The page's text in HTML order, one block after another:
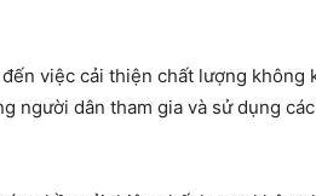
việc cải thiện chất lượng không
người dân tham gia và sử dụng